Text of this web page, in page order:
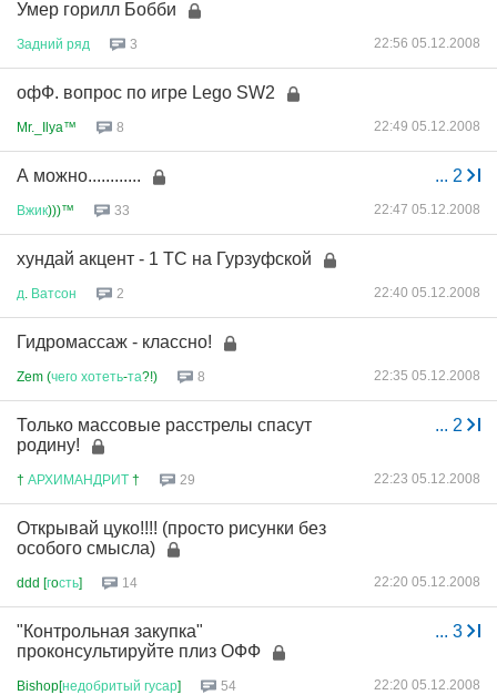
Умер горилл Бобби
Задний ряд 3 22:56 05.12.2008
офФ. вопрос по игре Lego SW2
Mr._Ilya™ 8 22:49 05.12.2008
... 2
А можно............
Вжик)))™ 33 22:47 05.12.2008
хундай акцент - 1 ТС на Гурзуфской
д Ватсон 2 22:40 05.12.2008
Гидромассаж - классно!
Zem (чего хотеть-та?!) 8 22:35 05.12.2008
... 2
Только массовые расстрелы спасут
родину!
† АРХИМАНДРИТ † 29 22:23 05.12.2008
Открывай цуко!!!! (просто рисунки без
особого смысла)
ddd [гoсть] 14 22:20 05.12.2008
... 3
"Контрольная закупка"
проконсультируйте плиз ОФФ
Bishop[недобритый гусар] 54 22:20 05.12.2008